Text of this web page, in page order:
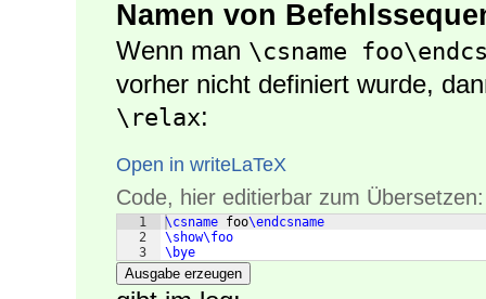
Namen von
Wenn man \csname
vorher nicht definiert wurde,
\relax:
Open in writeLaTeX
Code, hier editierbar zum Übersetzen:
1
2
3
\csname foo\endcsname
\show\foo
\bye
Ausgabe erzeugen